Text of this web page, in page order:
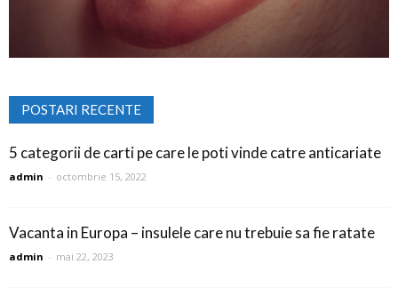
POSTARI RECENTE
5 categorii de carti pe care le poti vinde catre anticariate
admin - octombrie 15, 2022
Vacanta in Europa – insulele care nu trebuie sa fie ratate
admin - mai 22, 2023